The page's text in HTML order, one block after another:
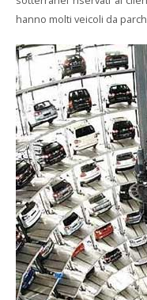
hanno molti veicoli da